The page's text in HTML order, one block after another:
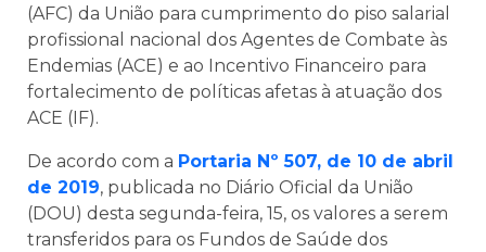
(AFC) da União para cumprimento do piso salarial
profissional nacional dos Agentes de Combate às
Endemias (ACE) e ao Incentivo Financeiro para
fortalecimento de políticas afetas à atuação dos
ACE (IF).
De acordo com a Portaria Nº 507, de 10 de abril
de 2019, publicada no Diário Oficial da União
(DOU) desta segunda-feira, 15, os valores a serem
transferidos para os Fundos de Saúde dos